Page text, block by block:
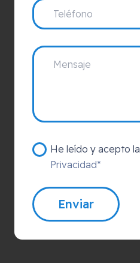
He leído y acepto la
Privacidad*